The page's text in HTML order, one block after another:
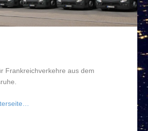
Frankreichverkehre aus dem